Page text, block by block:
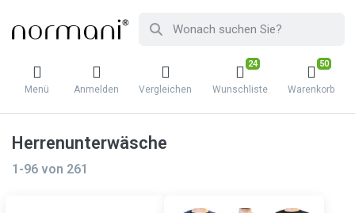
Menü Anmelden Vergleichen
24
Wunschliste
50
Warenkorb
Herrenunterwäsche
1-96 von 261